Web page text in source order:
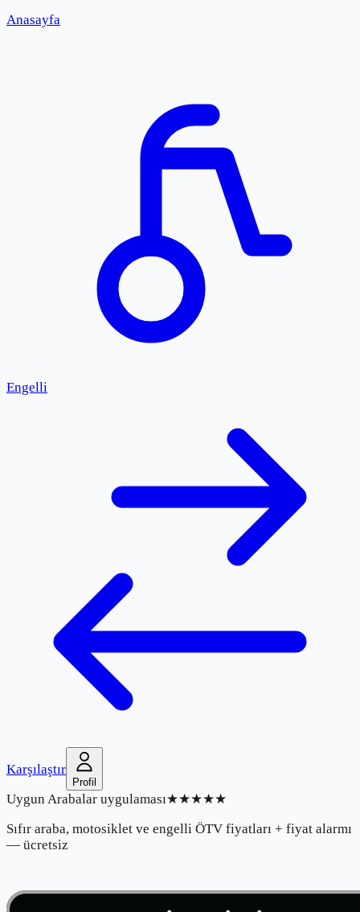
Anasayfa
Engelli
Karşılaştır
Profil
Uygun Arabalar uygulaması★★★★★
Sıfır araba, motosiklet ve engelli ÖTV fiyatları + fiyat alarmı
— ücretsiz